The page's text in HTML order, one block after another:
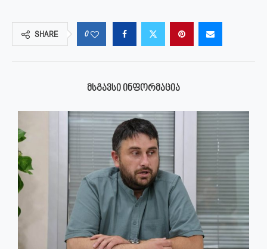
SHARE 0
ᲛᲡᲒᲐᲕᲡᲘ ᲘᲜᲤᲝᲠᲛᲐᲪᲘᲐ